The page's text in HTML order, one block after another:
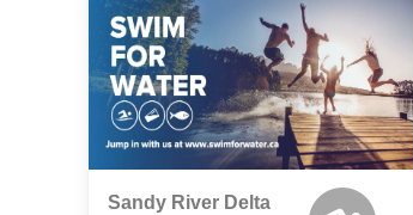
Sandy River Delta